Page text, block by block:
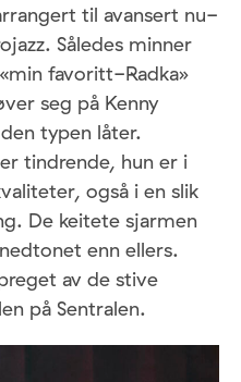
til avansert nu-
Således minner
favoritt-Radka»
seg på Kenny
typen låter.
tindrende, hun er i
også i en slik
De keitete sjarmen
enn ellers.
av de stive
på Sentralen.